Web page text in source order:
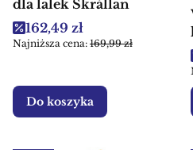
dla lalek Skrållan
Cena promocyjna
162,49 zł
Najniższa cena: 169,99 zł
Do koszyka